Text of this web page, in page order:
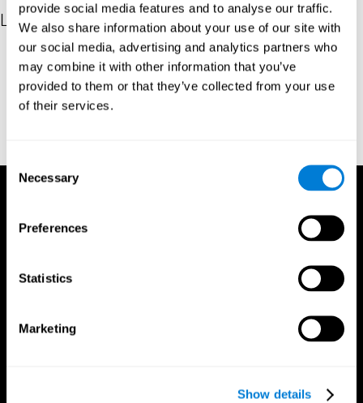
provide social media features and to analyse our traffic.
We also share information about your use of our site with
our social media, advertising and analytics partners who
may combine it with other information that you’ve
provided to them or that they’ve collected from your use
of their services.
Selection
Necessary
Preferences
Statistics
Marketing
Show details
Les références
Hooper, H. E. (1983). Hooper Visual Organization Test Manual.
Los Angeles, CA: Western Psychological Services.
Merten, T. (2004). A Short Version of the Hooper Visual
Organization Test: Reliability and Validity. Applied